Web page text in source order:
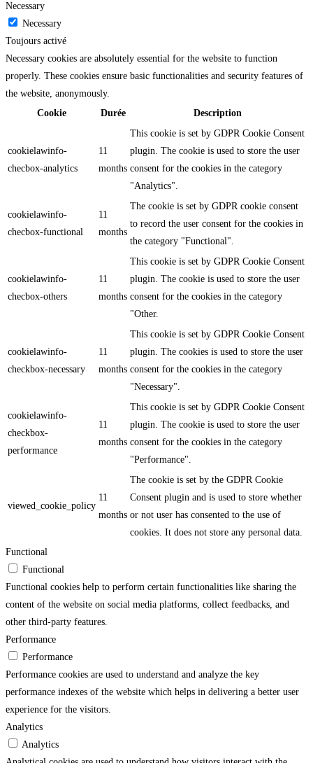
Necessary
Necessary
Toujours activé
Necessary cookies are absolutely essential for the website to function
properly. These cookies ensure basic functionalities and security features of
the website, anonymously.
Cookie
Durée Description
cookielawinfo-
checbox-analytics
11
months
This cookie is set by GDPR Cookie Consent
plugin. The cookie is used to store the user
consent for the cookies in the category
"Analytics".
cookielawinfo-
checbox-functional
11
months
The cookie is set by GDPR cookie consent
to record the user consent for the cookies in
the category "Functional".
cookielawinfo-
checbox-others
11
months
This cookie is set by GDPR Cookie Consent
plugin. The cookie is used to store the user
consent for the cookies in the category
"Other.
cookielawinfo-
checkbox-necessary
11
months
This cookie is set by GDPR Cookie Consent
plugin. The cookies is used to store the user
consent for the cookies in the category
"Necessary".
cookielawinfo-
checkbox-
performance
11
months
This cookie is set by GDPR Cookie Consent
plugin. The cookie is used to store the user
consent for the cookies in the category
"Performance".
viewed_cookie_policy
11
months
The cookie is set by the GDPR Cookie
Consent plugin and is used to store whether
or not user has consented to the use of
cookies. It does not store any personal data.
Functional
Functional
Functional cookies help to perform certain functionalities like sharing the
content of the website on social media platforms, collect feedbacks, and
other third-party features.
Performance
Performance
Performance cookies are used to understand and analyze the key
performance indexes of the website which helps in delivering a better user
experience for the visitors.
Analytics
Analytics